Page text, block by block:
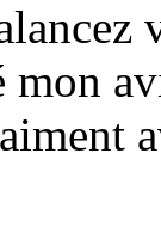
mon